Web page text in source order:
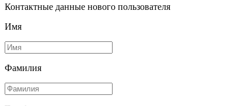
Контактные данные нового пользователя
Имя
Фамилия